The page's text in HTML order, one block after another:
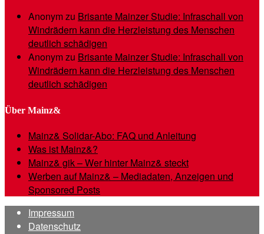
Anonymzu Brisante Mainzer Studie: Infraschall von
Windrädern kann die Herzleistung des Menschen
deutlich schädigen
Anonymzu Brisante Mainzer Studie: Infraschall von
Windrädern kann die Herzleistung des Menschen
deutlich schädigen
Über Mainz&
Mainz& Solidar-Abo: FAQ und Anleitung
Was ist Mainz&?
Mainz& gik – Wer hinter Mainz& steckt
Werben auf Mainz& – Mediadaten, Anzeigen und
Sponsored Posts
Impressum
Datenschutz